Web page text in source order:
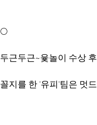
🌕
두근두근~윷놀이 수상
꼴지를 한 '유피'팀은 멋